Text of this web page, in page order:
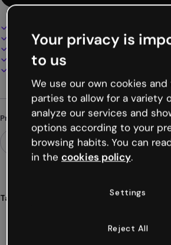
100% personalizável
Adicione áudio, vídeo e multimídia
Apresente, compartilhe ou publique online
Baixe em PDF, MP4 e outros formatos
Procurando algo diferente?
Tags
Your privacy is
to us
We use our own cookies
parties to allow for a variety
analyze our services and
options according to your
browsing habits. You can
in the cookies policy.
Settings
Reject All